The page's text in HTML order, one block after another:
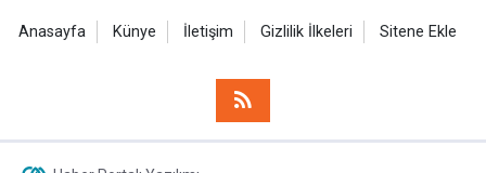
Anasayfa Künye İletişim Gizlilik İlkeleri Sitene Ekle